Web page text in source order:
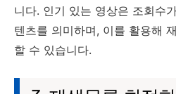
니다. 인기 있는 영상은 조회수
텐츠를 의미하며, 이를 활용해
할 수 있습니다.